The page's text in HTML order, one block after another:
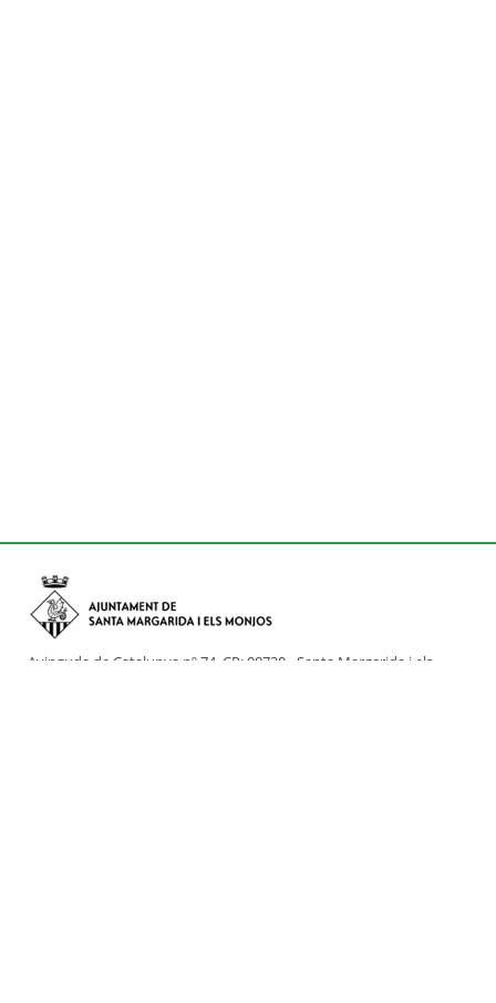
Avinguda de Catalunya nº 74, CP: 08730 - Santa Margarida i els